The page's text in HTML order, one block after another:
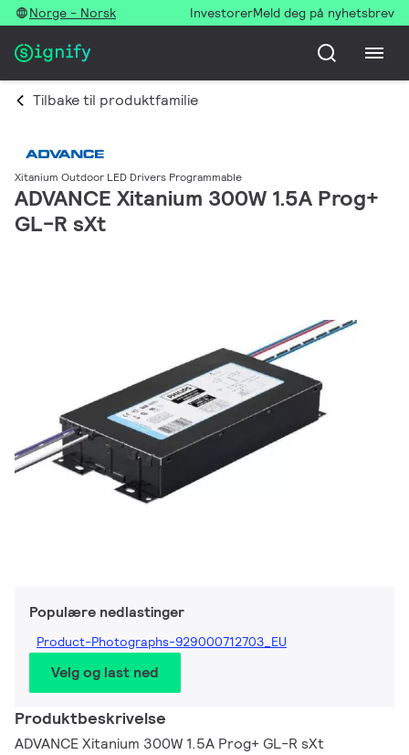
Norge - Norsk InvestorerMeld deg på nyhetsbrev
Tilbake til produktfamilie
Xitanium Outdoor LED Drivers Programmable
ADVANCE Xitanium 300W 1.5A Prog+
GL-R sXt
Populære nedlastinger
Product-Photographs-929000712703_EU
Velg og last ned
Produktbeskrivelse
ADVANCE Xitanium 300W 1.5A Prog+ GL-R sXt